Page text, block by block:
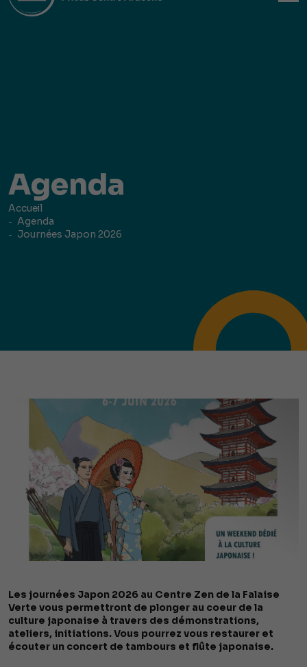
Agenda
Accueil
Agenda
Journées Japon 2026
Les journées Japon 2026 au Centre Zen de la Falaise
Verte vous permettront de plonger au coeur de la
culture japonaise à travers des démonstrations,
ateliers, initiations. Vous pourrez vous restaurer et
écouter un concert de tambours et flûte japonaise.